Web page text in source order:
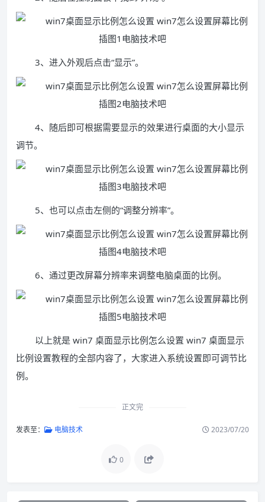
3、进入外观后点击“显示”。
4、随后即可根据需要显示的效果进行桌面的大小显示
调节。
5、也可以点击左侧的“调整分辨率”。
6、通过更改屏幕分辨率来调整电脑桌面的比例。
以上就是 win7 桌面显示比例怎么设置 win7 桌面显示
比例设置教程的全部内容了，大家进入系统设置即可调节比
例。
正文完
发表至： 电脑技术 2023/07/20
0